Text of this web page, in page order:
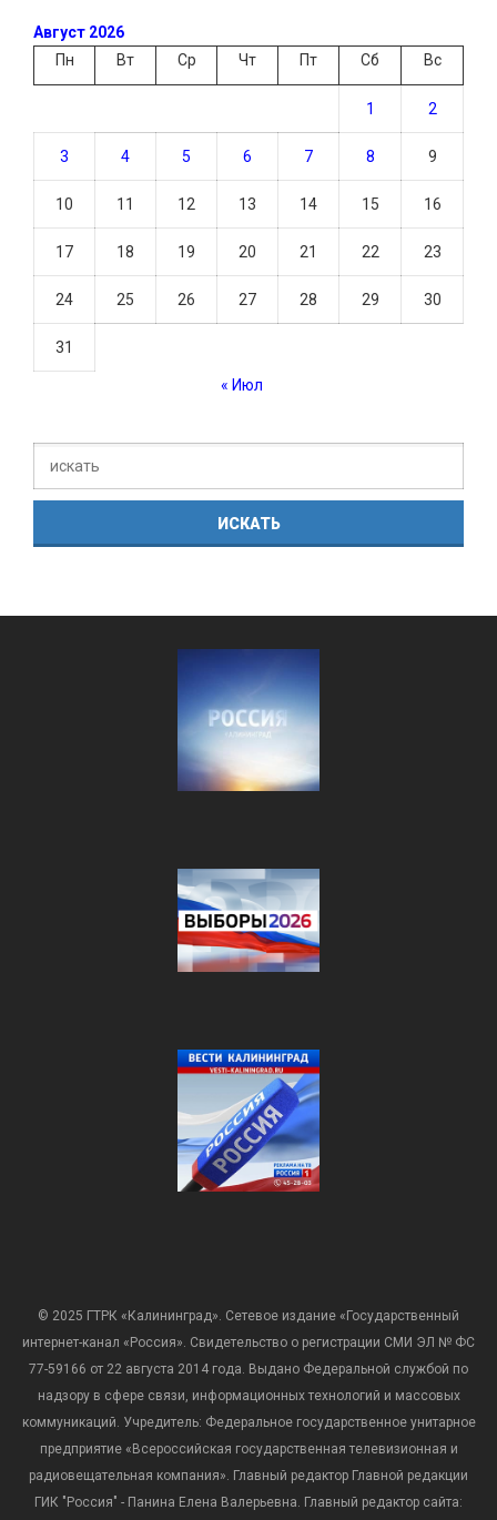
Август 2026
Пн
Вт Ср Чт Пт Сб Вс
1 2
3 4 5 6 7 8 9
10 11 12 13 14 15 16
17 18 19 20 21 22 23
24 25 26 27 28 29 30
31
« Июл
© 2025 ГТРК «Калининград». Сетевое издание «Государственный
интернет-канал «Россия». Свидетельство о регистрации СМИ ЭЛ № ФС
77-59166 от 22 августа 2014 года. Выдано Федеральной службой по
надзору в сфере связи, информационных технологий и массовых
коммуникаций. Учредитель: Федеральное государственное унитарное
предприятие «Всероссийская государственная телевизионная и
радиовещательная компания». Главный редактор Главной редакции
ГИК "Россия" - Панина Елена Валерьевна. Главный редактор сайта: